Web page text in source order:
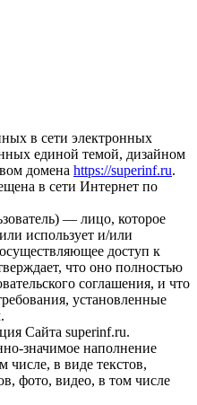
в сети электронных
единой темой, дизайном
домена https://superinf.ru.
в сети Интернет по
— лицо, которое
использует и/или
доступ к
что оно полностью
соглашения, и что
установленные
Сайта superinf.ru.
значимое наполнение
числе, в виде текстов,
фото, видео, в том числе